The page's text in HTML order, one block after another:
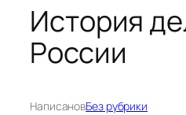
История
России
НаписановБез рубрики